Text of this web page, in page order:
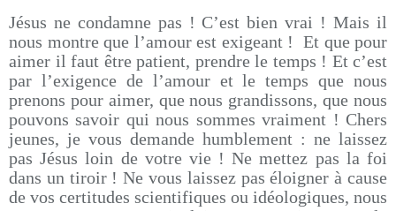
Jésus ne condamne pas ! C’est bien vrai ! Mais il
nous montre que l’amour est exigeant ! Et que pour
aimer il faut être patient, prendre le temps ! Et c’est
par l’exigence de l’amour et le temps que nous
prenons pour aimer, que nous grandissons, que nous
pouvons savoir qui nous sommes vraiment ! Chers
jeunes, je vous demande humblement : ne laissez
pas Jésus loin de votre vie ! Ne mettez pas la foi
dans un tiroir ! Ne vous laissez pas éloigner à cause
de vos certitudes scientifiques ou idéologiques, nous